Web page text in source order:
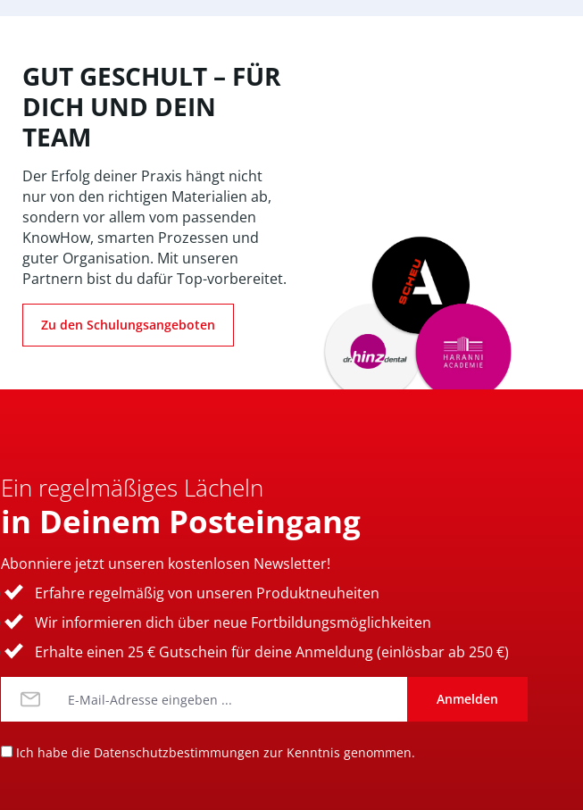
GUT GESCHULT – FÜR
DICH UND DEIN
TEAM
Der Erfolg deiner Praxis hängt nicht
nur von den richtigen Materialien ab,
sondern vor allem vom passenden
KnowHow, smarten Prozessen und
guter Organisation. Mit unseren
Partnern bist du dafür Top-vorbereitet.
Zu den Schulungsangeboten
Ein regelmäßiges Lächeln
in Deinem Posteingang
Abonniere jetzt unseren kostenlosen Newsletter!
Erfahre regelmäßig von unseren Produktneuheiten
Wir informieren dich über neue Fortbildungsmöglichkeiten
Erhalte einen 25 € Gutschein für deine Anmeldung (einlösbar ab 250 €)
Anmelden
Ich habe die Datenschutzbestimmungen zur Kenntnis genommen.